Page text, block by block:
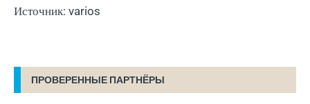
Источник: varios
ПРОВЕРЕННЫЕ ПАРТНЁРЫ